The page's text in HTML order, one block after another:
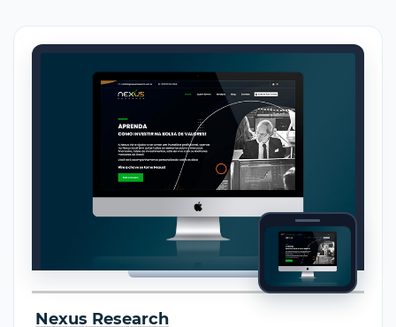
Nexus Research